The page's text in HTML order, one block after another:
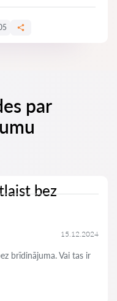
par
bez
15.12.2024
brīdinājuma. Vai tas ir